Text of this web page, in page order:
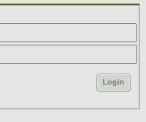
Login